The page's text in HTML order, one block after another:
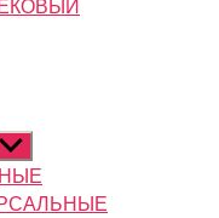
Показывать